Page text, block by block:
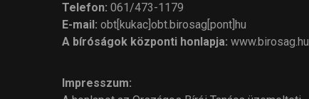
Telefon: 061/473-1179
E-mail: obt[kukac]obt.birosag[pont]hu
A bíróságok központi honlapja: www.birosag.hu
Impresszum: